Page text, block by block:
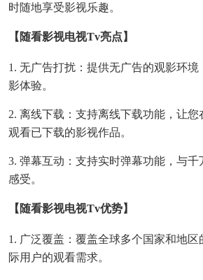
时随地享受影视乐趣。
【随看影视电视Tv亮点】
1. 无广告打扰：提供无广告的观影环
影体验。
2. 离线下载：支持离线下载功能，让
观看已下载的影视作品。
3. 弹幕互动：支持实时弹幕功能，与
感受。
【随看影视电视Tv优势】
1. 广泛覆盖：覆盖全球多个国家和地区
际用户的观看需求。